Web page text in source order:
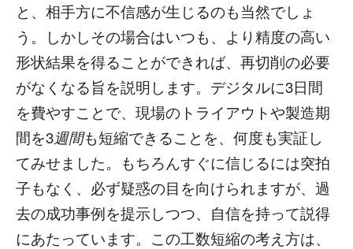
と、相手方に不信感が生じるのも当然でしょ
う。しかしその場合はいつも、より精度の高い
形状結果を得ることができれば、再切削の必要
がなくなる旨を説明します。デジタルに3日間
を費やすことで、現場のトライアウトや製造期
間を3週間も短縮できることを、何度も実証し
てみせました。もちろんすぐに信じるには突拍
子もなく、必ず疑惑の目を向けられますが、過
去の成功事例を提示しつつ、自信を持って説得
にあたっています。この工数短縮の考え方は、